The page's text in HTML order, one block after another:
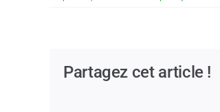
Partagez cet article !